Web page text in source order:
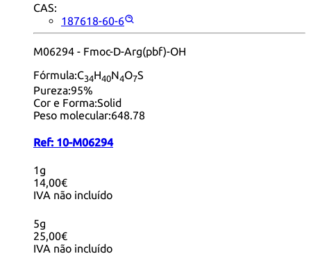
CAS:
187618-60-6
M06294 - Fmoc-D-Arg(pbf)-OH
Fórmula:C34H40N4O7S
Pureza:95%
Cor e Forma:Solid
Peso molecular:648.78
Ref: 10-M06294
1g
14,00€
IVA não incluído
5g
25,00€
IVA não incluído